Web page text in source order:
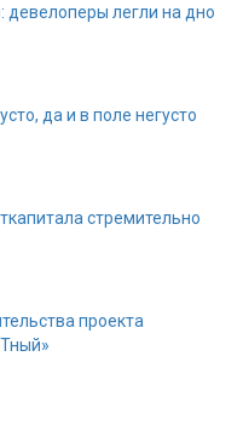
девелоперы легли на дно
да и в поле негусто
стремительно
проекта